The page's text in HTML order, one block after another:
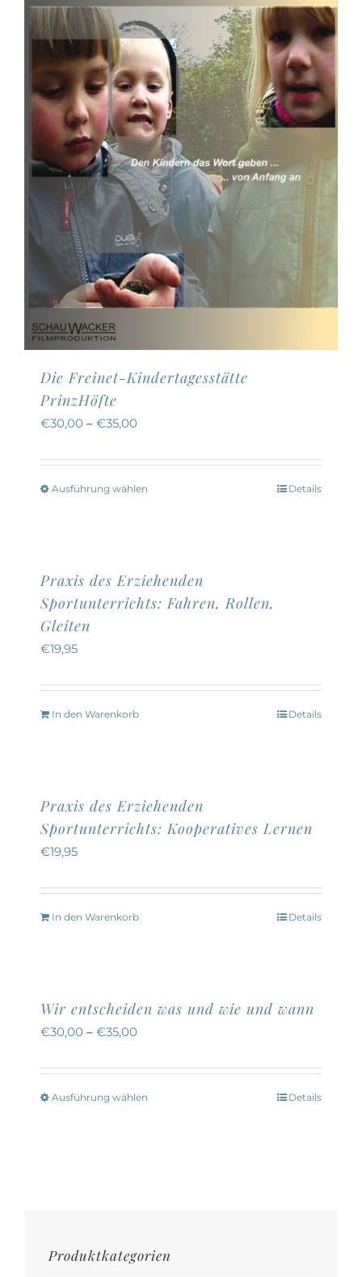
Die Freinet-Kindertagesstätte
PrinzHöfte
€30,00 – €35,00
Ausführung wählen
Varianten
auf.
können
werden
Details
Praxis des Erziehenden
Sportunterrichts: Fahren, Rollen,
Gleiten
€19,95
In den Warenkorb Details
Praxis des Erziehenden
Sportunterrichts: Kooperatives Lernen
€19,95
In den Warenkorb Details
Wir entscheiden was und wie und wann
€30,00 – €35,00
Ausführung wählen Details
Produktkategorien